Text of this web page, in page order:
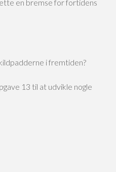
en bremse for fortidens
i fremtiden?
13 til at udvikle nogle